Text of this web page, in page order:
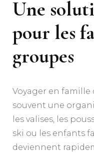
Une
pour les
groupes
Voyager en famille
souvent une
les valises, les
ski ou les enfants
deviennent